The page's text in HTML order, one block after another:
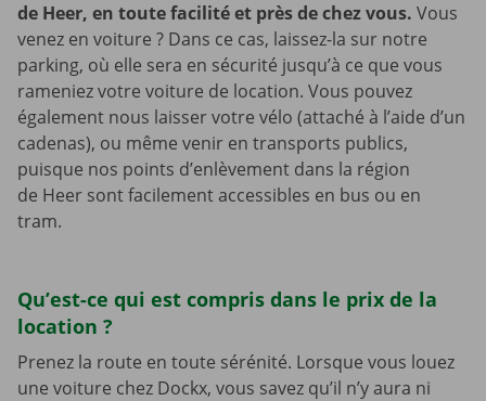
de Heer, en toute facilité et près de chez vous. Vous
venez en voiture ? Dans ce cas, laissez-la sur notre
parking, où elle sera en sécurité jusqu’à ce que vous
rameniez votre voiture de location. Vous pouvez
également nous laisser votre vélo (attaché à l’aide d’un
cadenas), ou même venir en transports publics,
puisque nos points d’enlèvement dans la région
de Heer sont facilement accessibles en bus ou en
tram.
Qu’est-ce qui est compris dans le prix de la
location ?
Prenez la route en toute sérénité. Lorsque vous louez
une voiture chez Dockx, vous savez qu’il n’y aura ni